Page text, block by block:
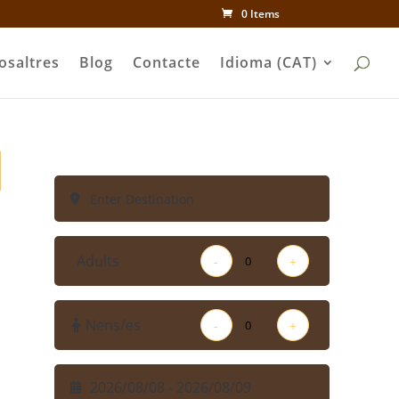
0 Items
Blog Contacte Idioma (CAT)
Adults - +
Nens/es - +